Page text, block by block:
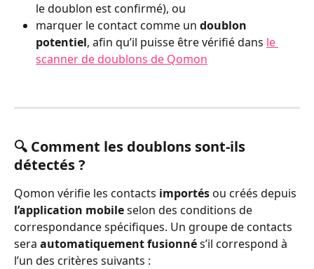
le doublon est confirmé), ou
marquer le contact comme un doublon
potentiel, afin qu’il puisse être vérifié dans le
scanner de doublons de Qomon
🔍 Comment les doublons sont-ils
détectés ?
Qomon vérifie les contacts importés ou créés depuis
l’application mobile selon des conditions de
correspondance spécifiques. Un groupe de contacts
sera automatiquement fusionné s’il correspond à
l’un des critères suivants :